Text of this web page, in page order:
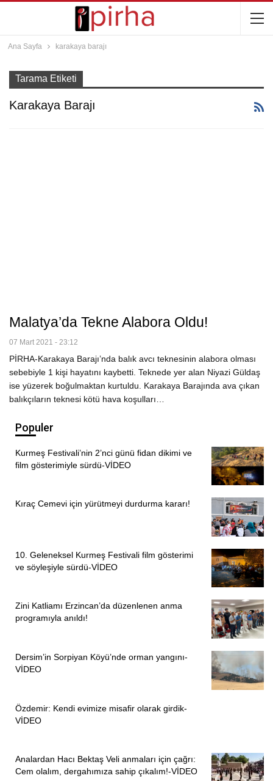
Ana Sayfa karakaya barajı
Tarama Etiketi
Karakaya Barajı
Malatya’da Tekne Alabora Oldu!
07 Mart 2021 - 23:12
PİRHA-Karakaya Barajı’nda balık avcı teknesinin alabora olması
sebebiyle 1 kişi hayatını kaybetti. Teknede yer alan Niyazi Güldaş
ise yüzerek boğulmaktan kurtuldu. Karakaya Barajında ava çıkan
balıkçıların teknesi kötü hava koşulları…
Populer
Kurmeş Festivali’nin 2’nci günü fidan dikimi ve
film gösterimiyle sürdü-VİDEO
Kıraç Cemevi için yürütmeyi durdurma kararı!
10. Geleneksel Kurmeş Festivali film gösterimi
ve söyleşiyle sürdü-VİDEO
Zini Katliamı Erzincan’da düzenlenen anma
programıyla anıldı!
Dersim’in Sorpiyan Köyü’nde orman yangını-
VİDEO
Özdemir: Kendi evimize misafir olarak girdik-
VİDEO
Analardan Hacı Bektaş Veli anmaları için çağrı:
Cem olalım, dergahımıza sahip çıkalım!-VİDEO